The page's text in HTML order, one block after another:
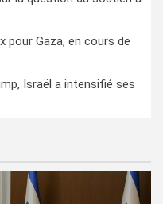
pour Gaza, en cours de
Israël a intensifié ses